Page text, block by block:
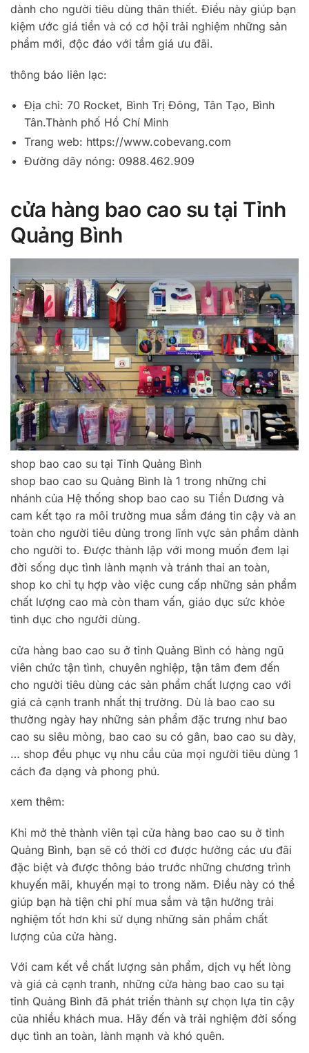
dành cho người tiêu dùng thân thiết. Điều này giúp bạn
kiệm ước giá tiền và có cơ hội trải nghiệm những sản
phẩm mới, độc đáo với tầm giá ưu đãi.
thông báo liên lạc:
Địa chỉ: 70 Rocket, Bình Trị Đông, Tân Tạo, Bình
Tân.Thành phố Hồ Chí Minh
Trang web: https://www.cobevang.com
Đường dây nóng: 0988.462.909
cửa hàng bao cao su tại Tỉnh
Quảng Bình
shop bao cao su tại Tỉnh Quảng Bình
shop bao cao su Quảng Bình là 1 trong những chi
nhánh của Hệ thống shop bao cao su Tiền Dương và
cam kết tạo ra môi trường mua sắm đáng tin cậy và an
toàn cho người tiêu dùng trong lĩnh vực sản phẩm dành
cho người to. Được thành lập với mong muốn đem lại
đời sống dục tình lành mạnh và tránh thai an toàn,
shop ko chỉ tụ hợp vào việc cung cấp những sản phẩm
chất lượng cao mà còn tham vấn, giáo dục sức khỏe
tình dục cho người dùng.
cửa hàng bao cao su ở tỉnh Quảng Bình có hàng ngũ
viên chức tận tình, chuyên nghiệp, tận tâm đem đến
cho người tiêu dùng các sản phẩm chất lượng cao với
giá cả cạnh tranh nhất thị trường. Dù là bao cao su
thường ngày hay những sản phẩm đặc trưng như bao
cao su siêu mỏng, bao cao su có gân, bao cao su dày,
… shop đều phục vụ nhu cầu của mọi người tiêu dùng 1
cách đa dạng và phong phú.
xem thêm:
Khi mở thẻ thành viên tại cửa hàng bao cao su ở tỉnh
Quảng Bình, bạn sẽ có thời cơ được hưởng các ưu đãi
đặc biệt và được thông báo trước những chương trình
khuyến mãi, khuyến mại to trong năm. Điều này có thể
giúp bạn hà tiện chi phí mua sắm và tận hưởng trải
nghiệm tốt hơn khi sử dụng những sản phẩm chất
lượng của cửa hàng.
Với cam kết về chất lượng sản phẩm, dịch vụ hết lòng
và giá cả cạnh tranh, những cửa hàng bao cao su tại
tỉnh Quảng Bình đã phát triển thành sự chọn lựa tin cậy
của nhiều khách mua. Hãy đến và trải nghiệm đời sống
dục tình an toàn, lành mạnh và khó quên.